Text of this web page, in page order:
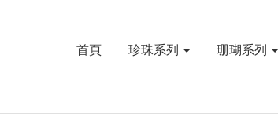
首頁 珍珠系列 珊瑚系列